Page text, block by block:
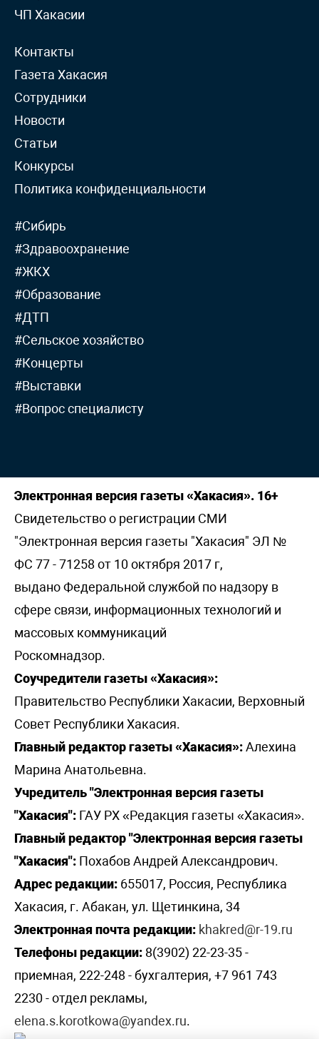
ЧП Хакасии
Контакты
Газета Хакасия
Сотрудники
Новости
Статьи
Конкурсы
Политика конфиденциальности
#Сибирь
#Здравоохранение
#ЖКХ
#Образование
#ДТП
#Сельское хозяйство
#Концерты
#Выставки
#Вопрос специалисту
Электронная версия газеты «Хакасия». 16+
Свидетельство о регистрации СМИ
"Электронная версия газеты "Хакасия" ЭЛ №
ФС 77 - 71258 от 10 октября 2017 г,
выдано Федеральной службой по надзору в
сфере связи, информационных технологий и
массовых коммуникаций
Роскомнадзор.
Соучредители газеты «Хакасия»:
Правительство Республики Хакасии, Верховный
Совет Республики Хакасия.
Главный редактор газеты «Хакасия»:Алехина
Марина Анатольевна.
Учредитель "Электронная версия газеты
"Хакасия": ГАУ РХ «Редакция газеты «Хакасия».
Главный редактор "Электронная версия газеты
"Хакасия": Похабов Андрей Александрович.
Адрес редакции: 655017, Россия, Республика
Хакасия, г. Абакан, ул. Щетинкина, 34
Электронная почта редакции: khakred@r-19.ru
Телефоны редакции: 8(3902) 22-23-35 -
приемная, 222-248 - бухгалтерия, +7 961 743
2230 - отдел рекламы,
elena.s.korotkowa@yandex.ru.